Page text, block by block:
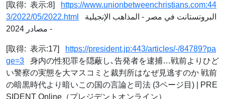
[取得: 表示:8]
https://www.unionbetweenchristians.com:44
3/2022/05/2022.html
- مصادر 2024
[取得: 表示:17]
https://president.jp:443/articles/-/84789?pa
ge=3 身内の性犯罪を隠蔽し､告発者を逮捕…戦前よりひど
い警察の実態を大マスコミと裁判所はなぜ見逃すのか 戦前
の暗黒時代より暗いこの国の言論と司法 (3ページ目) | PRE
SIDENT Online（プレジデントオンライン）